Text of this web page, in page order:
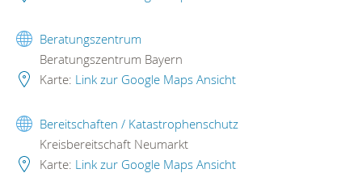
Beratungszentrum
Beratungszentrum Bayern
Karte: Link zur Google Maps Ansicht
Bereitschaften / Katastrophenschutz
Kreisbereitschaft Neumarkt
Karte: Link zur Google Maps Ansicht